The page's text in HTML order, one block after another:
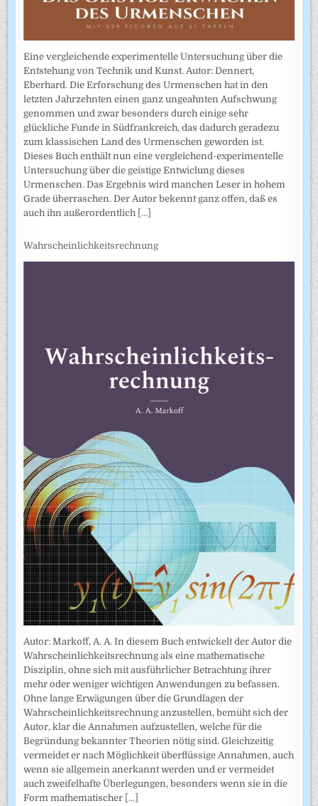
Eine vergleichende experimentelle Untersuchung über die
Entstehung von Technik und Kunst. Autor: Dennert,
Eberhard. Die Erforschung des Urmenschen hat in den
letzten Jahrzehnten einen ganz ungeahnten Aufschwung
genommen und zwar besonders durch einige sehr
glückliche Funde in Südfrankreich, das dadurch geradezu
zum klassischen Land des Urmenschen geworden ist.
Dieses Buch enthält nun eine vergleichend-experimentelle
Untersuchung über die geistige Entwiclung dieses
Urmenschen. Das Ergebnis wird manchen Leser in hohem
Grade überraschen. Der Autor bekennt ganz offen, daß es
auch ihn außerordentlich [...]
Wahrscheinlichkeitsrechnung
Autor: Markoff, A. A. In diesem Buch entwickelt der Autor die
Wahrscheinlichkeitsrechnung als eine mathematische
Disziplin, ohne sich mit ausführlicher Betrachtung ihrer
mehr oder weniger wichtigen Anwendungen zu befassen.
Ohne lange Erwägungen über die Grundlagen der
Wahrscheinlich­keitsrechnung anzustellen, bemüht sich der
Autor, klar die Annahmen auf­zustellen, welche für die
Begründung bekannter Theorien nötig sind. Gleichzeitig
vermeidet er nach Möglichkeit überflüssige Annahmen, auch
wenn sie allgemein anerkannt werden und er vermeidet
auch zweifel­hafte Überlegungen, besonders wenn sie in die
Form mathematischer [...]